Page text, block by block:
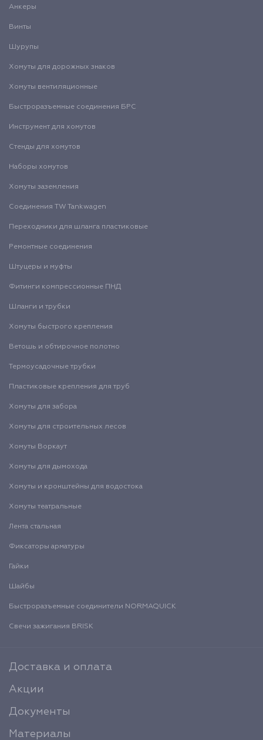
Анкеры
Винты
Шурупы
Хомуты для дорожных знаков
Хомуты вентиляционные
Быстроразъемные соединения БРС
Инструмент для хомутов
Стенды для хомутов
Наборы хомутов
Хомуты заземления
Соединения TW Tankwagen
Переходники для шланга пластиковые
Ремонтные соединения
Штуцеры и муфты
Фитинги компрессионные ПНД
Шланги и трубки
Хомуты быстрого крепления
Ветошь и обтирочное полотно
Термоусадочные трубки
Пластиковые крепления для труб
Хомуты для забора
Хомуты для строительных лесов
Хомуты Воркаут
Хомуты для дымохода
Хомуты и кронштейны для водостока
Хомуты театральные
Лента стальная
Фиксаторы арматуры
Гайки
Шайбы
Быстроразъемные соединители NORMAQUICK
Свечи зажигания BRISK
Доставка и оплата
Акции
Документы
Материалы